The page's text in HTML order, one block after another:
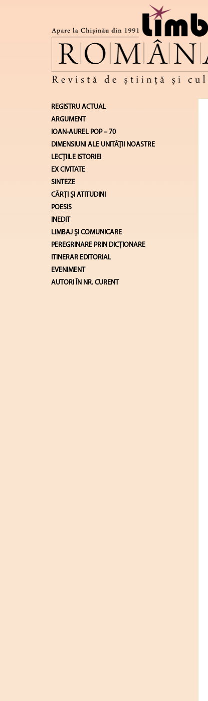
REGISTRU ACTUAL
ARGUMENT
IOAN-AUREL POP – 70
DIMENSIUNI ALE UNITĂŢII NOASTRE
LECŢIILE ISTORIEI
EX CIVITATE
SINTEZE
CĂRŢI ŞI ATITUDINI
POESIS
INEDIT
LIMBAJ ŞI COMUNICARE
PEREGRINARE PRIN DICȚIONARE
ITINERAR EDITORIAL
EVENIMENT
AUTORI ÎN NR. CURENT